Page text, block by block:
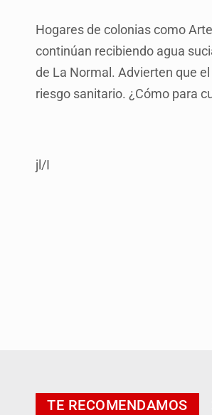
Hogares de colonias como
continúan recibiendo agua
de La Normal. Advierten que
riesgo sanitario. ¿Cómo para
jl/I
TE RECOMENDAMOS